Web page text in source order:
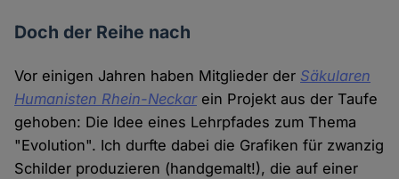
Doch der Reihe nach
Vor einigen Jahren haben Mitglieder der Säkularen
Humanisten Rhein-Neckarein Projekt aus der Taufe
gehoben: Die Idee eines Lehrpfades zum Thema
"Evolution". Ich durfte dabei die Grafiken für zwanzig
Schilder produzieren (handgemalt!), die auf einer